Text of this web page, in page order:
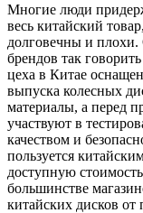
Многие люди
весь китайский
долговечны и
брендов так
цеха в Китае
выпуска колесных
материалы, а перед
участвуют в
качеством и
пользуется
доступную
большинстве
китайских дисков